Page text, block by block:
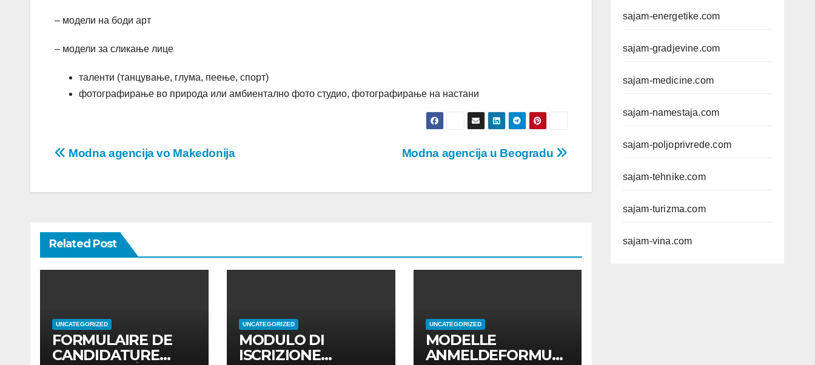
– модели на боди арт
– модели за сликање лице
таленти (танцување, глума, пеење, спорт)
фотографирање во природа или амбиентално фото студио, фотографирање на настани
Post
Modna agencija u Beogradu
Modna agencija vo Makedonija
Related Post
UNCATEGORIZED
FORMULAIRE DE
CANDIDATURE
UNCATEGORIZED
MODULO DI
ISCRIZIONE
UNCATEGORIZED
MODELLE
ANMELDEFORMUL
sajam-energetike.com
sajam-gradjevine.com
sajam-medicine.com
sajam-namestaja.com
sajam-poljoprivrede.com
sajam-tehnike.com
sajam-turizma.com
sajam-vina.com